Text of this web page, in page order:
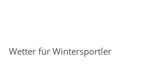
Wetter für Wintersportler